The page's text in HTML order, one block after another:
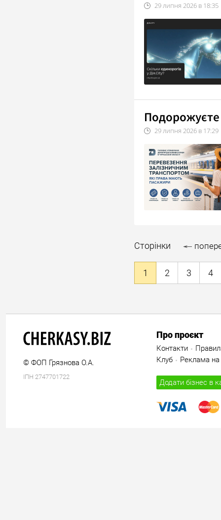
29 липня 2026 в 18:35
Подорожуєте
29липня 2026 в 17:29
Сторінки
1 2 3 4
© ФОП Грязнова О.А.
ІПН 2747701722
Про проєкт
Контакти
Клуб
Реклама на
Додати бізнес в